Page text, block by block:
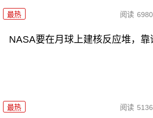
最热 阅读
NASA要在月球上建核反应堆，靠
最热 阅读